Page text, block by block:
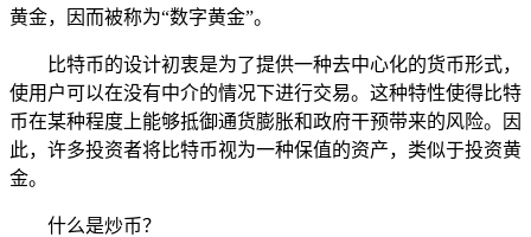
黄金，因而被称为“数字黄金”。
比特币的设计初衷是为了提供一种去中心化的货币形式，
使用户可以在没有中介的情况下进行交易。这种特性使得比特
币在某种程度上能够抵御通货膨胀和政府干预带来的风险。因
此，许多投资者将比特币视为一种保值的资产，类似于投资黄
金。
什么是炒币？